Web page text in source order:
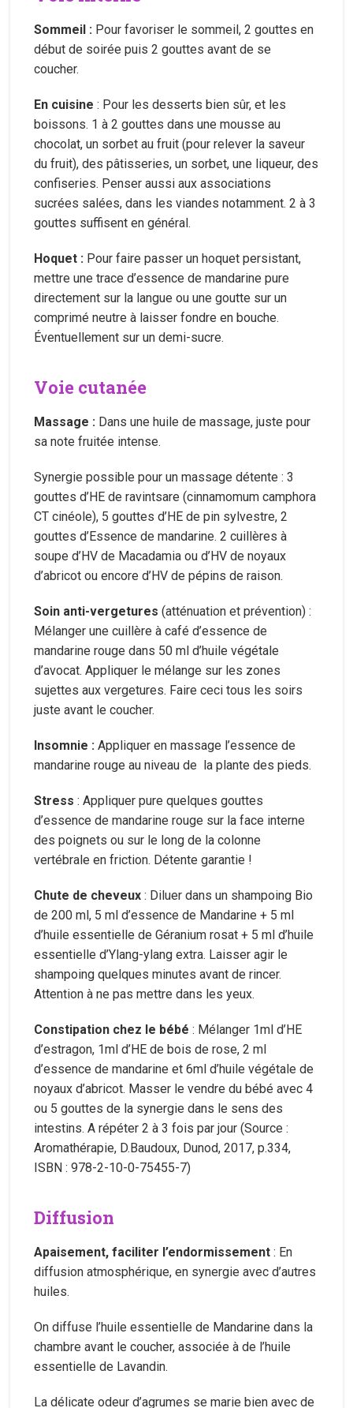
Sommeil : Pour favoriser le sommeil, 2 gouttes en
début de soirée puis 2 gouttes avant de se
coucher.
En cuisine : Pour les desserts bien sûr, et les
boissons. 1 à 2 gouttes dans une mousse au
chocolat, un sorbet au fruit (pour relever la saveur
du fruit), des pâtisseries, un sorbet, une liqueur, des
confiseries. Penser aussi aux associations
sucrées salées, dans les viandes notamment. 2 à 3
gouttes suffisent en général.
Hoquet : Pour faire passer un hoquet persistant,
mettre une trace d’essence de mandarine pure
directement sur la langue ou une goutte sur un
comprimé neutre à laisser fondre en bouche.
Éventuellement sur un demi-sucre.
Voie cutanée
Massage : Dans une huile de massage, juste pour
sa note fruitée intense.
Synergie possible pour un massage détente : 3
gouttes d’HE de ravintsare (cinnamomum camphora
CT cinéole), 5 gouttes d’HE de pin sylvestre, 2
gouttes d’Essence de mandarine. 2 cuillères à
soupe d’HV de Macadamia ou d’HV de noyaux
d’abricot ou encore d’HV de pépins de raison.
Soin anti-vergetures (atténuation et prévention) :
Mélanger une cuillère à café d’essence de
mandarine rouge dans 50 ml d’huile végétale
d’avocat. Appliquer le mélange sur les zones
sujettes aux vergetures. Faire ceci tous les soirs
juste avant le coucher.
Insomnie : Appliquer en massage l’essence de
mandarine rouge au niveau de la plante des pieds.
Stress : Appliquer pure quelques gouttes
d’essence de mandarine rouge sur la face interne
des poignets ou sur le long de la colonne
vertébrale en friction. Détente garantie !
Chute de cheveux : Diluer dans un shampoing Bio
de 200 ml, 5 ml d’essence de Mandarine + 5 ml
d’huile essentielle de Géranium rosat + 5 ml d’huile
essentielle d’Ylang-ylang extra. Laisser agir le
shampoing quelques minutes avant de rincer.
Attention à ne pas mettre dans les yeux.
Constipation chez le bébé : Mélanger 1ml d’HE
d’estragon, 1ml d’HE de bois de rose, 2 ml
d’essence de mandarine et 6ml d’huile végétale de
noyaux d’abricot. Masser le vendre du bébé avec 4
ou 5 gouttes de la synergie dans le sens des
intestins. A répéter 2 à 3 fois par jour (Source :
Aromathérapie, D.Baudoux, Dunod, 2017, p.334,
ISBN : 978-2-10-0-75455-7)
Diffusion
Apaisement, faciliter l’endormissement : En
diffusion atmosphérique, en synergie avec d’autres
huiles.
On diffuse l’huile essentielle de Mandarine dans la
chambre avant le coucher, associée à de l’huile
essentielle de Lavandin.
La délicate odeur d’agrumes se marie bien avec de